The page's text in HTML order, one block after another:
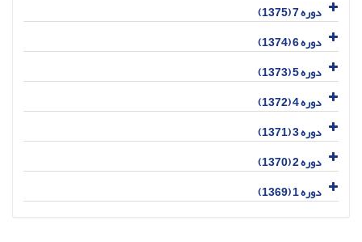
دوره 7 (1375)
دوره 6 (1374)
دوره 5 (1373)
دوره 4 (1372)
دوره 3 (1371)
دوره 2 (1370)
دوره 1 (1369)